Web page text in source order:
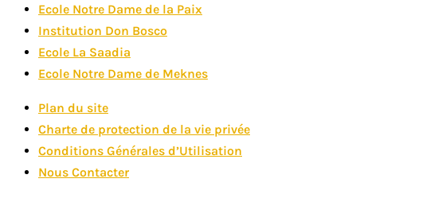
Ecole Notre Dame de la Paix
Institution Don Bosco
Ecole La Saadia
Ecole Notre Dame de Meknes
Plan du site
Charte de protection de la vie privée
Conditions Générales d’Utilisation
Nous Contacter